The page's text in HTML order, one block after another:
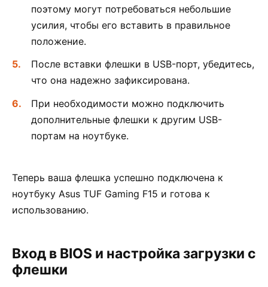
поэтому могут потребоваться небольшие
усилия, чтобы его вставить в правильное
положение.
После вставки флешки в USB-порт, убедитесь,
что она надежно зафиксирована.
При необходимости можно подключить
дополнительные флешки к другим USB-
портам на ноутбуке.
Теперь ваша флешка успешно подключена к
ноутбуку Asus TUF Gaming F15 и готова к
использованию.
Вход в BIOS и настройка загрузки с
флешки